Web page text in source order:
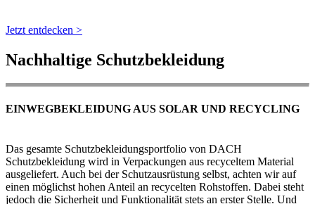
Jetzt entdecken >
Nachhaltige Schutzbekleidung
EINWEGBEKLEIDUNG AUS SOLAR UND RECYCLING
Das gesamte Schutzbekleidungsportfolio von DACH
Schutzbekleidung wird in Verpackungen aus recyceltem Material
ausgeliefert. Auch bei der Schutzausrüstung selbst, achten wir auf
einen möglichst hohen Anteil an recycelten Rohstoffen. Dabei steht
jedoch die Sicherheit und Funktionalität stets an erster Stelle. Und